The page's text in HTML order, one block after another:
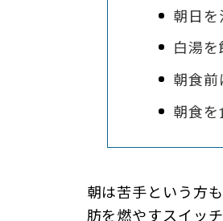
朝日を
白湯を
朝食
朝食を
朝は苦手という方
肪を燃やすスイッ